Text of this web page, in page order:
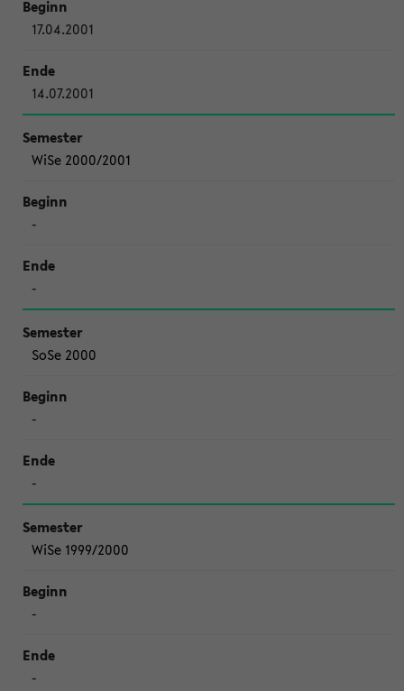
17.04.2001
14.07.2001
WiSe 2000/2001
-
-
SoSe 2000
-
-
WiSe 1999/2000
-
-